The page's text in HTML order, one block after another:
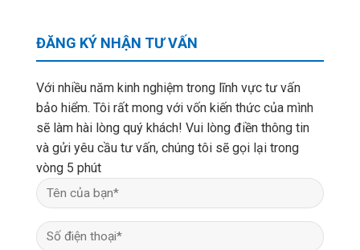
ĐĂNG KÝ NHẬN TƯ VẤN
Với nhiều năm kinh nghiệm trong lĩnh vực tư vấn
bảo hiểm. Tôi rất mong với vốn kiến thức của mình
sẽ làm hài lòng quý khách! Vui lòng điền thông tin
và gửi yêu cầu tư vấn, chúng tôi sẽ gọi lại trong
vòng 5 phút